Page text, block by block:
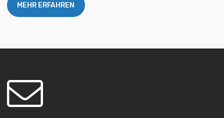
MEHR ERFAHREN